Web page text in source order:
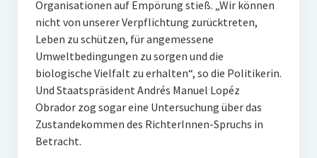
Organisationen auf Empörung stieß. „Wir können
nicht von unserer Verpflichtung zurücktreten,
Leben zu schützen, für angemessene
Umweltbedingungen zu sorgen und die
biologische Vielfalt zu erhalten“, so die Politikerin.
Und Staatspräsident Andrés Manuel Lopéz
Obrador zog sogar eine Untersuchung über das
Zustandekommen des RichterInnen-Spruchs in
Betracht.